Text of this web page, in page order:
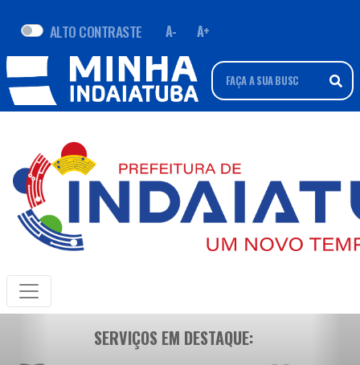
ALTO CONTRASTE A- A+
SERVIÇOS EM DESTAQUE: